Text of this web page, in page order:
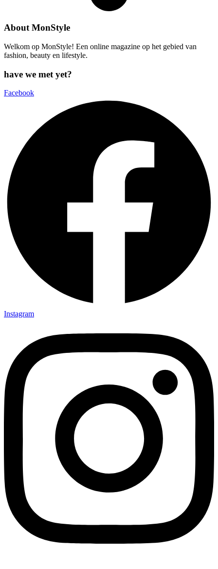
About MonStyle
Welkom op MonStyle! Een online magazine op het gebied van
fashion, beauty en lifestyle.
have we met yet?
Facebook
Instagram